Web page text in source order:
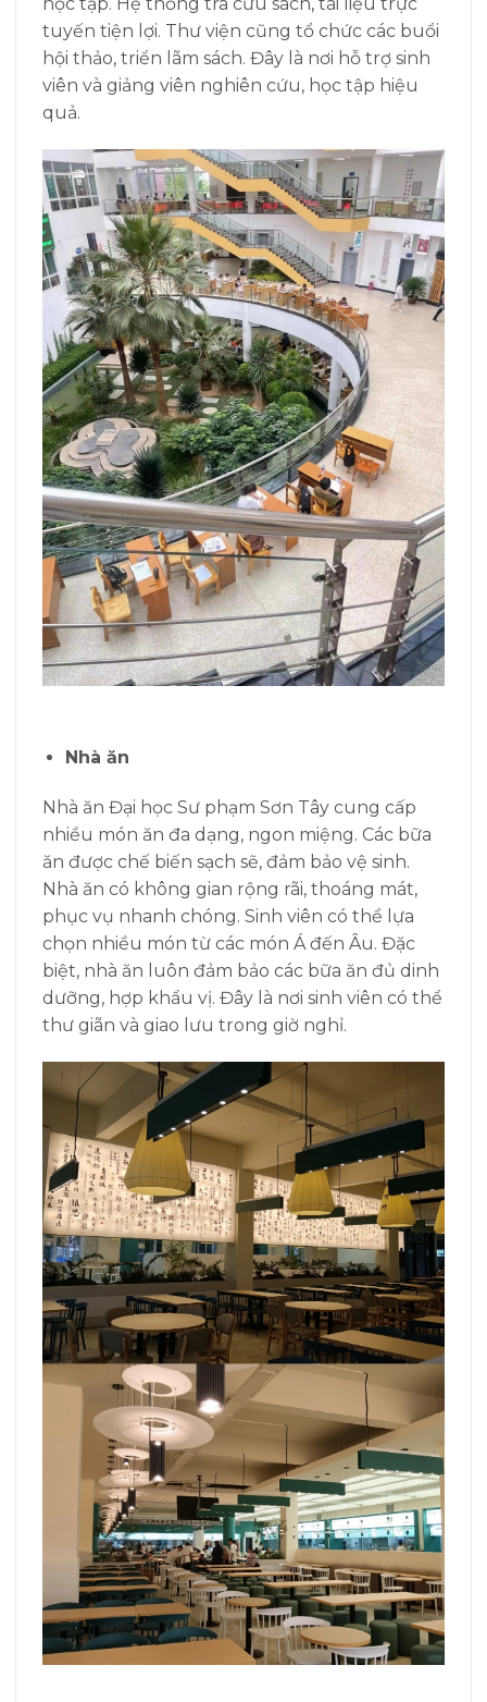
học tập. Hệ thống tra cứu sách, tài liệu trực
tuyến tiện lợi. Thư viện cũng tổ chức các buổi
hội thảo, triển lãm sách. Đây là nơi hỗ trợ sinh
viên và giảng viên nghiên cứu, học tập hiệu
quả.
Nhà ăn
Nhà ăn Đại học Sư phạm Sơn Tây cung cấp
nhiều món ăn đa dạng, ngon miệng. Các bữa
ăn được chế biến sạch sẽ, đảm bảo vệ sinh.
Nhà ăn có không gian rộng rãi, thoáng mát,
phục vụ nhanh chóng. Sinh viên có thể lựa
chọn nhiều món từ các món Á đến Âu. Đặc
biệt, nhà ăn luôn đảm bảo các bữa ăn đủ dinh
dưỡng, hợp khẩu vị. Đây là nơi sinh viên có thể
thư giãn và giao lưu trong giờ nghỉ.